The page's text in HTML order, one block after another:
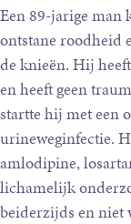
Een 89-jarige man
ontstane roodheid
de knieën. Hij
en heeft geen
startte hij met een
urineweginfectie.
amlodipine,
lichamelijk
beiderzijds en niet